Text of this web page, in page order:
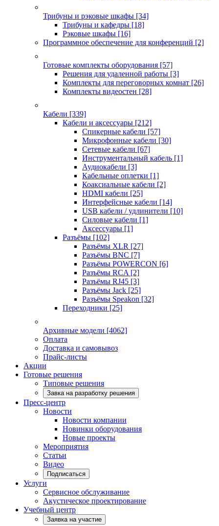
Трибуны и рэковые шкафы [34]
Трибуны и кафедры [18]
Рэковые шкафы [16]
Программное обеспечение для конференций [2]
Готовые комплекты оборудования [57]
Решения для удаленной работы [3]
Комплекты для переговорных комнат [26]
Комплекты видеостен [28]
Кабели [339]
Кабели и аксессуары [212]
Спикерные кабели [57]
Микрофонные кабели [30]
Сетевые кабели [67]
Инструментальный кабель [1]
Аудиокабели [3]
Кабельные оплетки [1]
Коаксиальные кабели [2]
HDMI кабели [25]
Интерфейсные кабели [14]
USB кабели / удлинители [10]
Силовые кабели [1]
Аксессуары [1]
Разъёмы [102]
Разъёмы XLR [27]
Разъёмы BNC [7]
Разъёмы POWERCON [6]
Разъёмы RCA [2]
Разъёмы RJ45 [3]
Разъёмы Jack [25]
Разъёмы Speakon [32]
Переходники [25]
Архивные модели [4062]
Оплата
Доставка и самовывоз
Прайс-листы
Акции
Готовые решения
Типовые решения
Завка на разработку решения
Пресс-центр
Новости
Новости компании
Новинки оборудования
Новые проекты
Мероприятия
Статьи
Видео
Подписаться
Услуги
Сервисное обслуживание
Акустическое проектирование
Учебный центр
Заявка на участие